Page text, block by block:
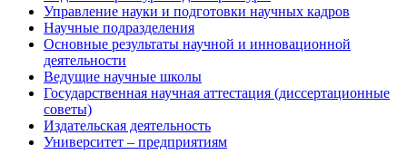
Управление науки и подготовки научных кадров
Научные подразделения
Основные результаты научной и инновационной
деятельности
Ведущие научные школы
Государственная научная аттестация (диссертационные
советы)
Издательская деятельность
Университет – предприятиям